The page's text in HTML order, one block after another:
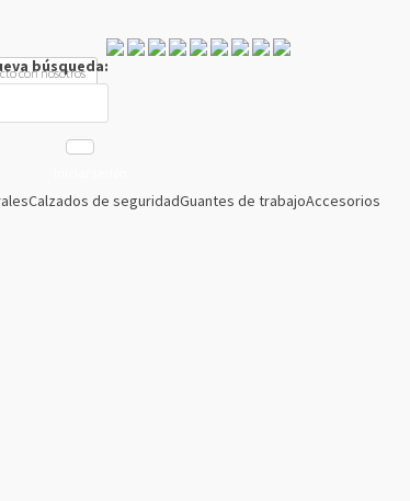
búsqueda:
Calzados de seguridadGuantes de trabajoAccesorios
con nosotros